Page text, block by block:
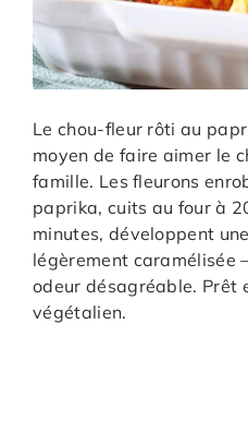
Le chou-fleur rôti au
moyen de faire aimer le
famille. Les fleurons
paprika, cuits au four à
minutes, développent
légèrement caramélisée
odeur désagréable. Prêt
végétalien.